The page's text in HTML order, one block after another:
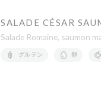
SALADE CÉSAR
Salade Romaine, saumon
グルテン 卵